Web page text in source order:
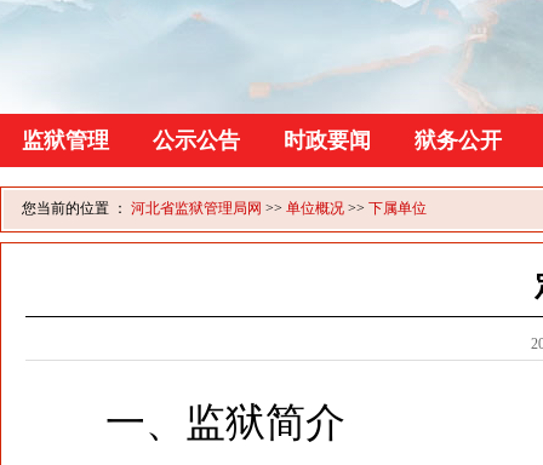
监狱管理 公示公告 时政要闻 狱务公开
您当前的位置 ： 河北省监狱管理局网 >> 单位概况 >> 下属单位
一、监狱简介